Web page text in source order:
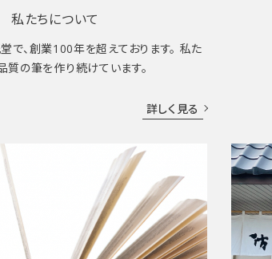
私たちについて
で、創業100年を超えております。 私た
質の筆を作り続けています。
詳しく見る